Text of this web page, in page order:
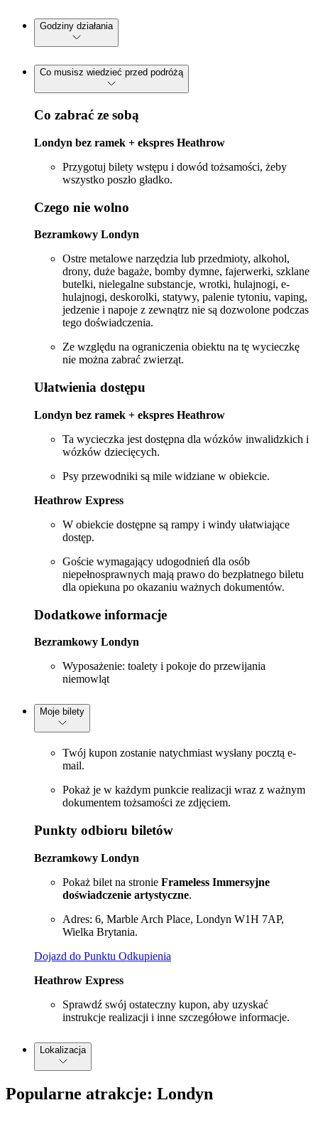
Godziny działania
Co musisz wiedzieć przed podróżą
Co zabrać ze sobą
Londyn bez ramek + ekspres Heathrow
Przygotuj bilety wstępu i dowód tożsamości, żeby
wszystko poszło gładko.
Czego nie wolno
Bezramkowy Londyn
Ostre metalowe narzędzia lub przedmioty, alkohol,
drony, duże bagaże, bomby dymne, fajerwerki, szklane
butelki, nielegalne substancje, wrotki, hulajnogi, e-
hulajnogi, deskorolki, statywy, palenie tytoniu, vaping,
jedzenie i napoje z zewnątrz nie są dozwolone podczas
tego doświadczenia.
Ze względu na ograniczenia obiektu na tę wycieczkę
nie można zabrać zwierząt.
Ułatwienia dostępu
Londyn bez ramek + ekspres Heathrow
Ta wycieczka jest dostępna dla wózków inwalidzkich i
wózków dziecięcych.
Psy przewodniki są mile widziane w obiekcie.
Heathrow Express
W obiekcie dostępne są rampy i windy ułatwiające
dostęp.
Goście wymagający udogodnień dla osób
niepełnosprawnych mają prawo do bezpłatnego biletu
dla opiekuna po okazaniu ważnych dokumentów.
Dodatkowe informacje
Bezramkowy Londyn
Wyposażenie: toalety i pokoje do przewijania
niemowląt
Moje bilety
Twój kupon zostanie natychmiast wysłany pocztą e-
mail.
Pokaż je w każdym punkcie realizacji wraz z ważnym
dokumentem tożsamości ze zdjęciem.
Punkty odbioru biletów
Bezramkowy Londyn
Pokaż bilet na stronie Frameless Immersyjne
doświadczenie artystyczne.
Adres: 6, Marble Arch Place, Londyn W1H 7AP,
Wielka Brytania.
Dojazd do Punktu Odkupienia
Heathrow Express
Sprawdź swój ostateczny kupon, aby uzyskać
instrukcje realizacji i inne szczegółowe informacje.
Lokalizacja
Popularne atrakcje: Londyn